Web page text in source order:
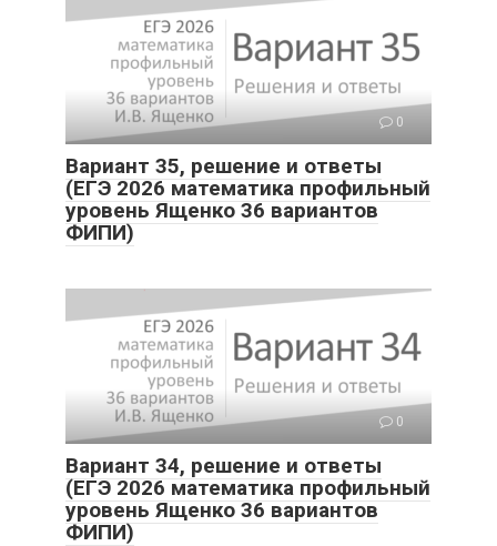
0
Вариант 35, решение и ответы
(ЕГЭ 2026 математика профильный
уровень Ященко 36 вариантов
ФИПИ)
0
Вариант 34, решение и ответы
(ЕГЭ 2026 математика профильный
уровень Ященко 36 вариантов
ФИПИ)